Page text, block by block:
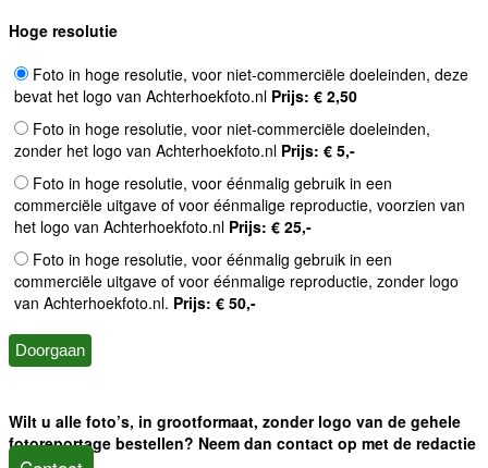
Hoge resolutie
Foto in hoge resolutie, voor niet-commerciële doeleinden, deze
bevat het logo van Achterhoekfoto.nl Prijs: € 2,50
Foto in hoge resolutie, voor niet-commerciële doeleinden,
zonder het logo van Achterhoekfoto.nl Prijs: € 5,-
Foto in hoge resolutie, voor éénmalig gebruik in een
commerciële uitgave of voor éénmalige reproductie, voorzien van
het logo van Achterhoekfoto.nl Prijs: € 25,-
Foto in hoge resolutie, voor éénmalig gebruik in een
commerciële uitgave of voor éénmalige reproductie, zonder logo
van Achterhoekfoto.nl. Prijs: € 50,-
Wilt u alle foto’s, in grootformaat, zonder logo van de gehele
fotoreportage bestellen? Neem dan contact op met de redactie